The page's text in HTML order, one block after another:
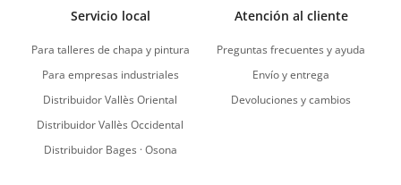
Servicio local
Para talleres de chapa y pintura
Para empresas industriales
Distribuidor Vallès Oriental
Distribuidor Vallès Occidental
Distribuidor Bages · Osona
Atención al cliente
Preguntas frecuentes y ayuda
Envío y entrega
Devoluciones y cambios